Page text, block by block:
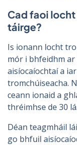
Cad faoi
táirge?
Is ionann locht
mór i bhfeidhm
aisíocaíochtaí a
tromchúiseacha.
ceann ionaid a
thréimhse de 30 lá.
Déan teagmháil
go bhfuil